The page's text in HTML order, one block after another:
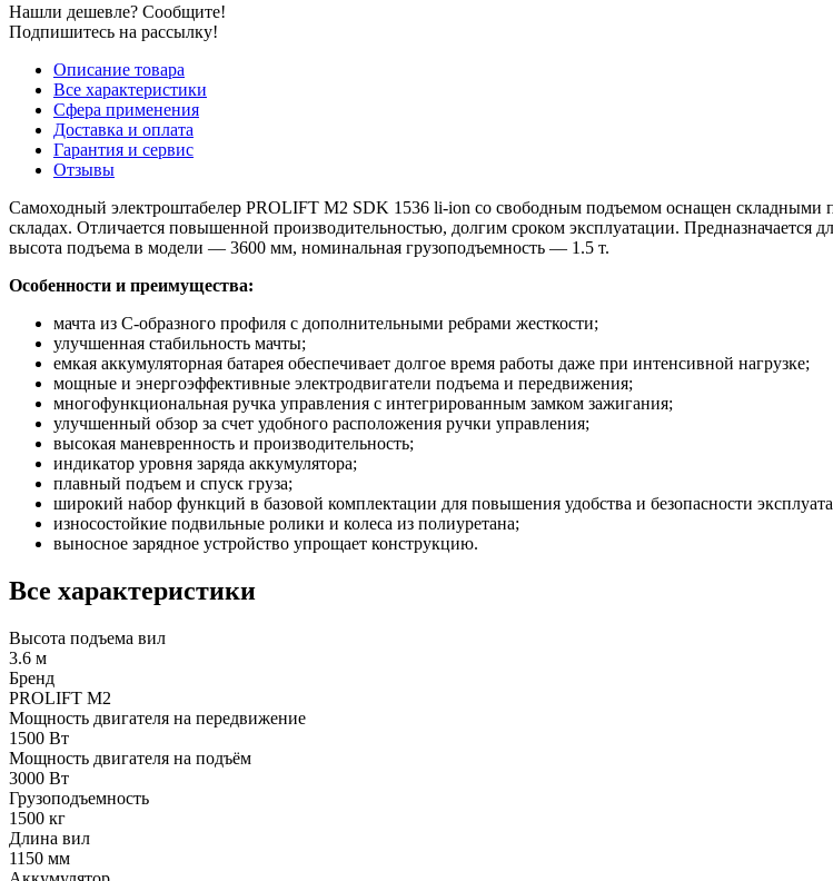
Нашли дешевле? Сообщите!
Подпишитесь на рассылку!
Описание товара
Все характеристики
Сфера применения
Доставка и оплата
Гарантия и сервис
Отзывы
Самоходный электроштабелер PROLIFT M2 SDK 1536 li-ion со свободным подъемом оснащен складными
складах. Отличается повышенной производительностью, долгим сроком эксплуатации.
высота подъема в модели — 3600 мм, номинальная грузоподъемность — 1.5 т.
Особенности и преимущества:
мачта из С-образного профиля с дополнительными ребрами жесткости;
улучшенная стабильность мачты;
емкая аккумуляторная батарея обеспечивает долгое время работы даже при интенсивной нагрузке;
мощные и энергоэффективные электродвигатели подъема и передвижения;
многофункциональная ручка управления с интегрированным замком зажигания;
улучшенный обзор за счет удобного расположения ручки управления;
высокая маневренность и производительность;
индикатор уровня заряда аккумулятора;
плавный подъем и спуск груза;
широкий набор функций в базовой комплектации для повышения удобства и безопасности
износостойкие подвильные ролики и колеса из полиуретана;
выносное зарядное устройство упрощает конструкцию.
Все характеристики
Высота подъема вил
3.6 м
Бренд
PROLIFT M2
Мощность двигателя на передвижение
1500 Вт
Мощность двигателя на подъём
3000 Вт
Грузоподъемность
1500 кг
Длина вил
1150 мм